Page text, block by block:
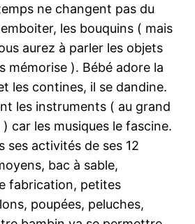
ne changent pas du
les bouquins ( mais
aurez à parler les objets
mémorise ). Bébé adore la
les contines, il se dandine.
les instruments ( au grand
car les musiques le fascine.
ses activités de ses 12
bac à sable,
fabrication, petites
poupées, peluches,